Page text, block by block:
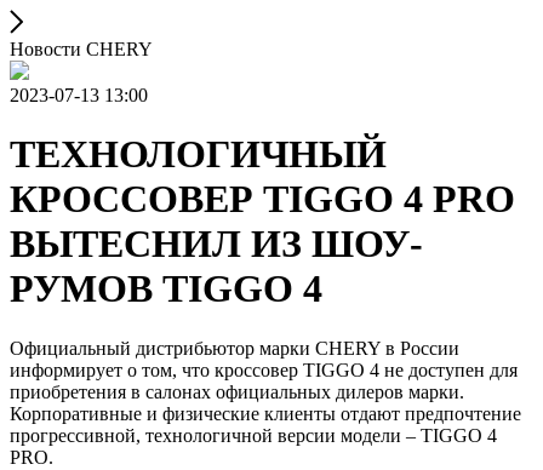
Новости CHERY
2023-07-13 13:00
ТЕХНОЛОГИЧНЫЙ
КРОССОВЕР TIGGO 4 PRO
ВЫТЕСНИЛ ИЗ ШОУ-
РУМОВ TIGGO 4
Официальный дистрибьютор марки CHERY в России
информирует о том, что кроссовер TIGGO 4 не доступен для
приобретения в салонах официальных дилеров марки.
Корпоративные и физические клиенты отдают предпочтение
прогрессивной, технологичной версии модели – TIGGO 4
PRO.